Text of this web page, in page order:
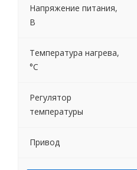
Напряжение питания,
В
Температура нагрева,
°С
Регулятор
температуры
Привод